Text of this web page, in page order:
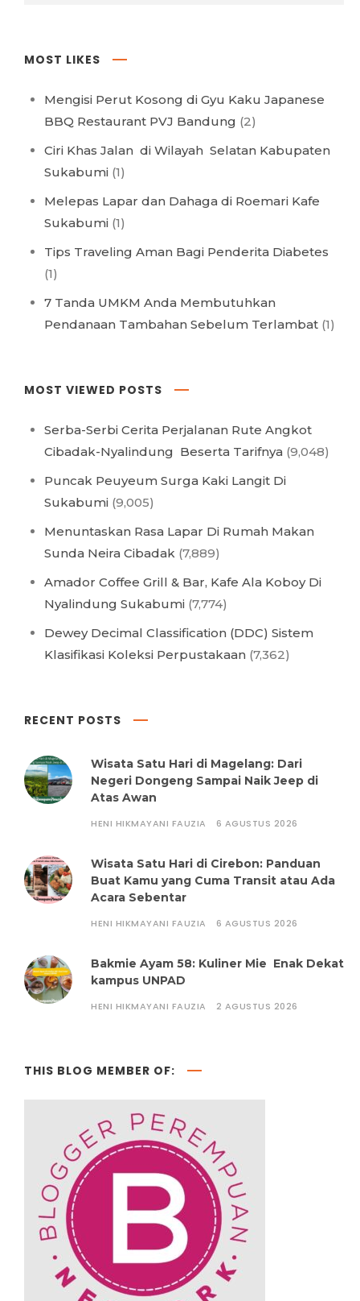
MOST LIKES
Mengisi Perut Kosong di Gyu Kaku Japanese
BBQ Restaurant PVJ Bandung (2)
Ciri Khas Jalan di Wilayah Selatan Kabupaten
Sukabumi (1)
Melepas Lapar dan Dahaga di Roemari Kafe
Sukabumi (1)
Tips Traveling Aman Bagi Penderita Diabetes
(1)
7 Tanda UMKM Anda Membutuhkan
Pendanaan Tambahan Sebelum Terlambat (1)
MOST VIEWED POSTS
Serba-Serbi Cerita Perjalanan Rute Angkot
Cibadak-Nyalindung Beserta Tarifnya (9,048)
Puncak Peuyeum Surga Kaki Langit Di
Sukabumi (9,005)
Menuntaskan Rasa Lapar Di Rumah Makan
Sunda Neira Cibadak (7,889)
Amador Coffee Grill & Bar, Kafe Ala Koboy Di
Nyalindung Sukabumi (7,774)
Dewey Decimal Classification (DDC) Sistem
Klasifikasi Koleksi Perpustakaan (7,362)
RECENT POSTS
Wisata Satu Hari di Magelang: Dari
Negeri Dongeng Sampai Naik Jeep di
Atas Awan
HENI HIKMAYANI FAUZIA 6 AGUSTUS 2026
Wisata Satu Hari di Cirebon: Panduan
Buat Kamu yang Cuma Transit atau Ada
Acara Sebentar
HENI HIKMAYANI FAUZIA 6 AGUSTUS 2026
Bakmie Ayam 58: Kuliner Mie Enak Dekat
kampus UNPAD
HENI HIKMAYANI FAUZIA 2 AGUSTUS 2026
THIS BLOG MEMBER OF: